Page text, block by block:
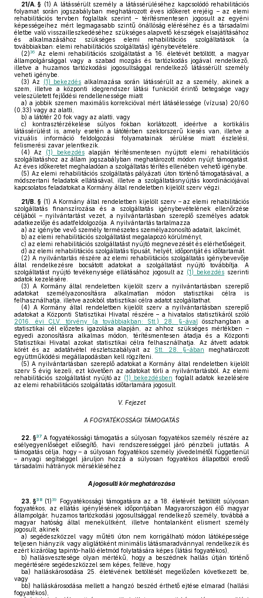
21/A. § (1) A látássérült személy a látássérüléséhez kapcsolódó rehabilitációs
folyamat során jogszabályban meghatározott éves időkeret erejéig – az elemi
rehabilitációs tervben foglaltak szerint – térítésmentesen jogosult az egyéni
képességeihez mért legmagasabb szintű önállóság eléréséhez és a társadalmi
életbe való visszailleszkedéséhez szükséges alapvető készségek elsajátításához
és alkalmazásához szükséges elemi rehabilitációs szolgáltatások (a
továbbiakban: elemi rehabilitációs szolgáltatás) igénybevételére.
(2)36
Az elemi rehabilitációs szolgáltatást a 16. életévét betöltött, a magyar
állampolgársággal vagy a szabad mozgás és tartózkodás jogával rendelkező,
illetve a huzamos tartózkodási jogosultsággal rendelkező látássérült személy
veheti igénybe.
(3) Az (1) bekezdés alkalmazása során látássérült az a személy, akinek a
szem, illetve a központi idegrendszer látási funkcióit érintő betegsége vagy
veleszületett fejlődési rendellenessége miatt
a) a jobbik szemen maximális korrekcióval mért látásélessége (vízusa) 20/60
(0,33) vagy az alatti,
b) a látótér 20 fok vagy az alatti, vagy
c) kontrasztérzékelése súlyos fokban korlátozott, ideértve a kortikális
látássérülést is, amely esetén a látótérben szektorszerű kiesés van, illetve a
vizuális információ feldolgozási folyamatainak sérülése miatt észlelési,
felismerési zavar jelentkezik.
(4) Az (1) bekezdés alapján térítésmentesen nyújtott elemi rehabilitációs
szolgáltatáshoz az állam jogszabályban meghatározott módon nyújt támogatást.
Az éves időkeretet meghaladóan a szolgáltatás térítés ellenében vehető igénybe.
(5) Az elemi rehabilitációs szolgáltatás pályázati úton történő támogatásával, a
módszertani feladatok ellátásával, illetve a szolgáltatásnyújtás koordinációjával
kapcsolatos feladatokat a Kormány által rendeletben kijelölt szerv végzi.
21/B. § (1) A Kormány által rendeletben kijelölt szerv – az elemi rehabilitációs
szolgáltatás finanszírozása és a szolgáltatás igénybevételének ellenőrzése
céljából – nyilvántartást vezet, a nyilvántartásban szereplő személyes adatok
adatkezelője és adatfeldolgozója. A nyilvántartás tartalmazza
a) az igénybe vevő személy természetes személyazonosító adatait, lakcímét,
b) az elemi rehabilitációs szolgáltatást megalapozó körülményt,
c) az elemi rehabilitációs szolgáltatást nyújtó megnevezését és elérhetőségeit,
d) az elemi rehabilitációs szolgáltatás típusát, helyét, időpontját és időtartamát.
(2) A nyilvántartás részére az elemi rehabilitációs szolgáltatás igénybevevője
által rendelkezésre bocsátott adatokat a szolgáltatást nyújtó továbbítja. A
szolgáltatást nyújtó tevékenysége ellátásához jogosult az (1) bekezdés szerinti
adatok kezelésére.
(3) A Kormány által rendeletben kijelölt szerv a nyilvántartásban szereplő
adatokat személyazonosításra alkalmatlan módon statisztikai célra is
felhasználhatja, illetve azokból statisztikai célra adatot szolgáltathat.
(4) A Kormány által rendeletben kijelölt szerv a nyilvántartásban szereplő
adatokat a Központi Statisztikai Hivatal részére – a hivatalos statisztikáról szóló
2016. évi CLV. törvény (a továbbiakban: Stt.) 28. §-ával összhangban a
statisztikai cél előzetes igazolása alapján, az ahhoz szükséges mértékben –
egyedi azonosításra alkalmas módon, térítésmentesen átadja és a Központi
Statisztikai Hivatal azokat statisztikai célra felhasználhatja. Az átvett adatok
körét és az adatátvétel részletszabályait az Stt. 28. §-ában meghatározott
együttműködési megállapodásban kell rögzíteni.
(5) A nyilvántartásban szereplő adatokat a Kormány által rendeletben kijelölt
szerv 5 évig kezeli, ezt követően az adatokat törli a nyilvántartásból. Az elemi
rehabilitációs szolgáltatást nyújtó az (1) bekezdésben foglalt adatok kezelésére
az elemi rehabilitációs szolgáltatás időtartamára jogosult.
V. Fejezet
A FOGYATÉKOSSÁGI TÁMOGATÁS
22. §37 A fogyatékossági támogatás a súlyosan fogyatékos személy részére az
esélyegyenlőséget elősegítő, havi rendszerességgel járó pénzbeli juttatás. A
támogatás célja, hogy – a súlyosan fogyatékos személy jövedelmétől függetlenül
– anyagi segítséggel járuljon hozzá a súlyosan fogyatékos állapotból eredő
társadalmi hátrányok mérsékléséhez
A jogosulti kör meghatározása
23. §38 (1)39
Fogyatékossági támogatásra az a 18. életévét betöltött súlyosan
fogyatékos, az ellátás igénylésének időpontjában Magyarországon élő magyar
állampolgár, huzamos tartózkodási jogosultsággal rendelkező személy, továbbá a
magyar hatóság által menekültként, illetve hontalanként elismert személy
jogosult, akinek
a) segédeszközzel vagy műtéti úton nem korrigálható módon látóképessége
teljesen hiányzik vagy aliglátóként minimális látásmaradvánnyal rendelkezik és
ezért kizárólag tapintó-halló életmód folytatására képes (látási fogyatékos),
b) hallásvesztesége olyan mértékű, hogy a beszédnek hallás útján történő
megértésére segédeszközzel sem képes, feltéve, hogy
ba) halláskárosodása 25. életévének betöltését megelőzően következett be,
vagy
bb) halláskárosodása mellett a hangzó beszéd érthető ejtése elmarad (hallási
fogyatékos),